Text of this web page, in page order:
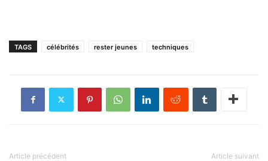
TAGS célébrités rester jeunes techniques
Article précédent Article suivant